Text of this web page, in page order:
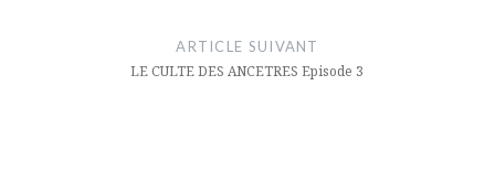
ARTICLE SUIVANT
LE CULTE DES ANCETRES Episode 3